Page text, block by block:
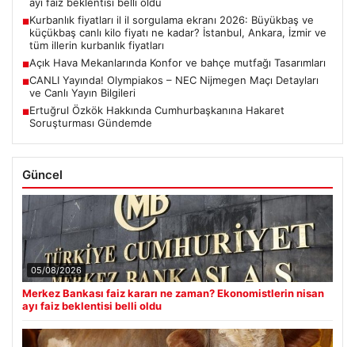
ayı faiz beklentisi belli oldu
■Kurbanlık fiyatları il il sorgulama ekranı 2026: Büyükbaş ve
küçükbaş canlı kilo fiyatı ne kadar? İstanbul, Ankara, İzmir ve
tüm illerin kurbanlık fiyatları
■Açık Hava Mekanlarında Konfor ve bahçe mutfağı Tasarımları
■CANLI Yayında! Olympiakos – NEC Nijmegen Maçı Detayları
ve Canlı Yayın Bilgileri
■Ertuğrul Özkök Hakkında Cumhurbaşkanına Hakaret
Soruşturması Gündemde
Güncel
05/08/2026
Merkez Bankası faiz kararı ne zaman? Ekonomistlerin nisan
ayı faiz beklentisi belli oldu